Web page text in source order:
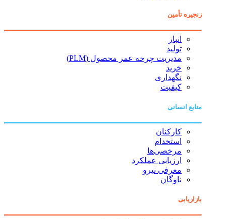
زنجیره تأمین
انبار
تولید
مدیریت چرخه عمر محصول (PLM)
خرید
نگهداری
کیفیت
منابع انسانی
کارکنان
استخدام
مرخصی‌ها
ارزیابی عملکرد
معرفی نیرو
ناوگان
بازاریابی